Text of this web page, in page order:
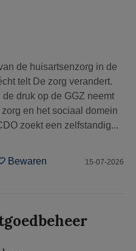
de huisartsenzorg in de
telt De zorg verandert.
druk op de GGZ neemt
en het sociaal domein
zoekt een zelfstandig...
Bewaren 15-07-2026